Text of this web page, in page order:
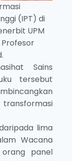
(IPT) di
UPM
Sains
tersebut
lima
Wacana
orang panel